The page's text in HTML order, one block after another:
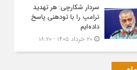
سردار شکارچی: هر تهدید
ترامپ را با تودهنی پاسخ
داده‌ایم